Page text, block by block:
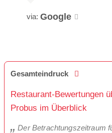
via: Google
Gesamteindruck
Restaurant-Bewertungen
Probus im Überblick
Der Betrachtungszeitraum